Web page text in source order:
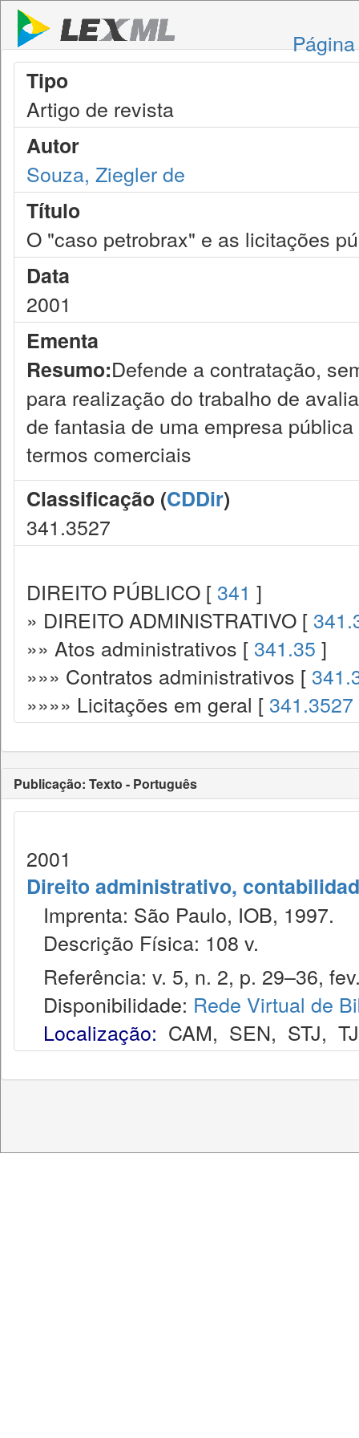
Tipo
Artigo de revista
Autor
Souza, Ziegler de
Título
O "caso petrobrax" e as licitações
Data
2001
Ementa
Resumo:Defende a contratação,
para realização do trabalho de
de fantasia de uma empresa
termos comerciais
Classificação (CDDir)
341.3527
DIREITO PÚBLICO [ 341 ]
» DIREITO ADMINISTRATIVO [
»» Atos administrativos [ 341.35 ]
»»» Contratos administrativos [
»»»» Licitações em geral [ 341.3527
Publicação: Texto - Português
2001
Direito administrativo,
Imprenta: São Paulo, IOB, 1997.
Descrição Física: 108 v.
Referência: v. 5, n. 2, p. 29–36,
Disponibilidade: Rede Virtual de
Localização: CAM, SEN, STJ,